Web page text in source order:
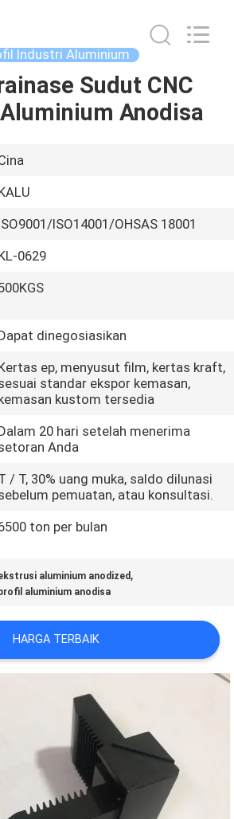
Industri Aluminium
Sudut CNC
Anodisa
ISO14001/OHSAS 18001
0629
dinegosiasikan
ep, menyusut film, kertas kraft,
standar ekspor kemasan,
kustom tersedia
20 hari setelah menerima
Anda
/ T, 30% uang muka, saldo dilunasi
pemuatan, atau konsultasi.
ton per bulan
aluminium anodized ,
aluminium anodisa
HARGA TERBAIK